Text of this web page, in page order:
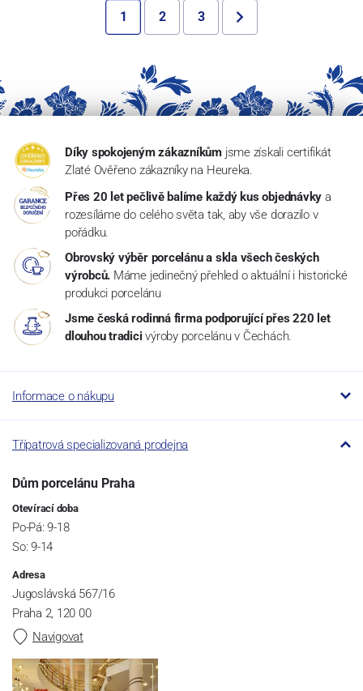
1 2 3
Díky spokojeným zákazníkům jsme získali certifikát
Zlaté Ověřeno zákazníky na Heureka.
Přes 20 let pečlivě balíme každý kus objednávky a
rozesíláme do celého světa tak, aby vše dorazilo v
pořádku.
Obrovský výběr porcelánu a skla všech českých
výrobců. Máme jedinečný přehled o aktuální i historické
produkci porcelánu
Jsme česká rodinná firma podporující přes 220 let
dlouhou tradici výroby porcelánu v Čechách.
Informace o nákupu
Třípatrová specializovaná prodejna
Dům porcelánu Praha
Otevírací doba
Po-Pá: 9-18
So: 9-14
Adresa
Jugoslávská 567/16
Praha 2, 120 00
Navigovat